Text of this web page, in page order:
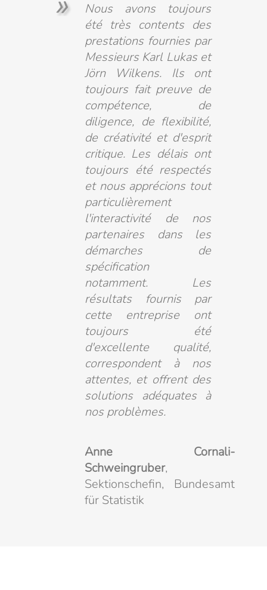
Nous avons toujours
été très contents des
prestations fournies par
Messieurs Karl Lukas et
Jörn Wilkens. Ils ont
toujours fait preuve de
compétence, de
diligence, de flexibilité,
de créativité et d'esprit
critique. Les délais ont
toujours été respectés
et nous apprécions tout
particulièrement
l'interactivité de nos
partenaires dans les
démarches de
spécification
notamment. Les
résultats fournis par
cette entreprise ont
toujours été
d'excellente qualité,
correspondent à nos
attentes, et offrent des
solutions adéquates à
nos problèmes.
Anne Cornali-
Schweingruber,
Sektionschefin, Bundesamt
für Statistik